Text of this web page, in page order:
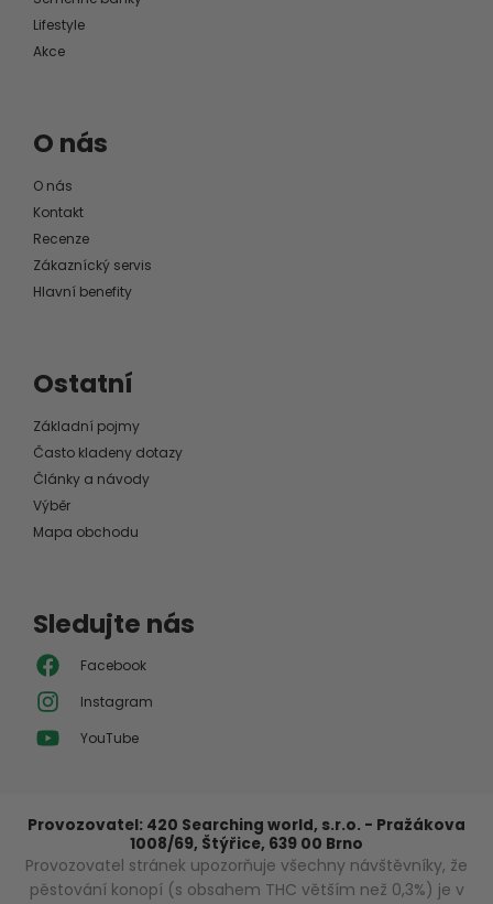
Lifestyle
Akce
O nás
O nás
Kontakt
Recenze
Zákaznícký servis
Hlavní benefity
Ostatní
Základní pojmy
Často kladeny dotazy
Články a návody
Výběr
Mapa obchodu
Sledujte nás
Facebook
Instagram
YouTube
Provozovatel: 420 Searching world, s.r.o. - Pražákova
1008/69, Štýřice, 639 00 Brno
Provozovatel stránek upozorňuje všechny návštěvníky, že
pěstování konopí (s obsahem THC větším než 0,3%) je v